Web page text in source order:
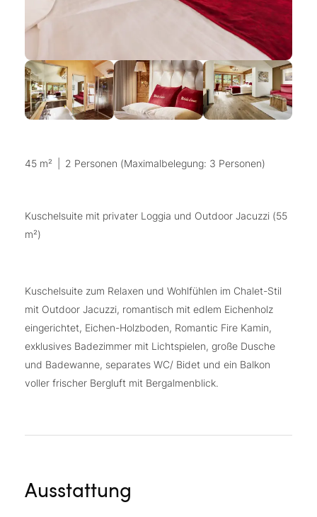
45 m² 2 Personen (Maximalbelegung: 3 Personen)
Kuschelsuite mit privater Loggia und Outdoor Jacuzzi (55
m²)
Kuschelsuite zum Relaxen und Wohlfühlen im Chalet-Stil
mit Outdoor Jacuzzi, romantisch mit edlem Eichenholz
eingerichtet, Eichen-Holzboden, Romantic Fire Kamin,
exklusives Badezimmer mit Lichtspielen, große Dusche
und Badewanne, separates WC/ Bidet und ein Balkon
voller frischer Bergluft mit Bergalmenblick.
Ausstattung